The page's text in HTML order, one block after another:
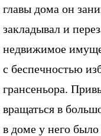
главы дома он
закладывал и
недвижимое
с беспечностью
грансеньора.
вращаться в
в доме у него